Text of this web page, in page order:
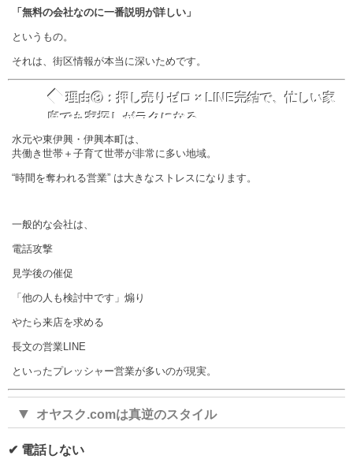
「無料の会社なのに一番説明が詳しい」
というもの。
それは、街区情報が本当に深いためです。
◆ 理由③：押し売りゼロ × LINE完結で、忙しい家
庭でも家探しがラクになる
水元や東伊興・伊興本町は、
共働き世帯＋子育て世帯が非常に多い地域。
“時間を奪われる営業” は大きなストレスになります。
一般的な会社は、
電話攻撃
見学後の催促
「他の人も検討中です」煽り
やたら来店を求める
長文の営業LINE
といったプレッシャー営業が多いのが現実。
▼ オヤスク.comは真逆のスタイル
✔ 電話しない